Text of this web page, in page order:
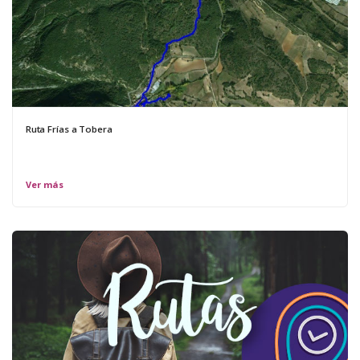
Ruta Frías a Tobera
Ver más